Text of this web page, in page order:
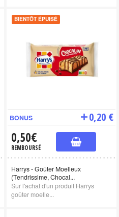
BIENTÔT ÉPUISÉ
BONUS 0,20 €
0,50€
REMBOURSÉ
Harrys - Goûter Moelleux
(Tendrissime, Chocal...
Sur l'achat d'un produit Harrys
goûter moelle...